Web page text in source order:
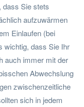
dass Sie stets
aufzuwärmen
Einlaufen (bei
wichtig, dass Sie Ihr
auch immer mit der
Abwechslung
zwischenzeitliche
sich in jedem